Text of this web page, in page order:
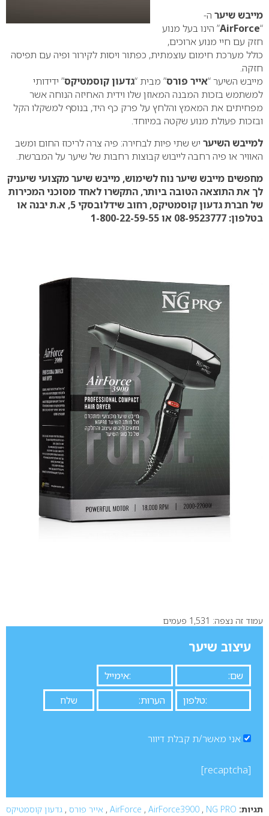
מייבש שיער ה-
“
AirForce” הינו בעל מנוע
חזק עם חיי מנוע ארוכים,
כולל מערכת חימום עוצמתית, כפתור ויסות לקירור ופיה עם תפיסה
חזקה.
מייבש השיער “אייר פורס” מבית “גדעון קוסמטיקס” ידידותי
למשתמש בזכות המבנה המאוזן שלו וידית האחיזה הנוחה אשר
מפחיתים את המאמץ והלחץ על פרק כף היד, בנוסף למשקלו הקל
ובזכות פעולת מנוע שקטה במיוחד.
למייבש השיער יש שתי פיות לבחירה: פיה צרה לריכוז החום ומשב
האוויר או פיה רחבה לייבוש קבוצות רחבות של שיער על המברשת.
מחפשים מייבש שיער נוח לשימוש, מייבש שיער מקצועי שיעניק
לך את התוצאה הטובה ביותר, התקשרו לאחד מסוכני המכירות
של חברת גדעון קוסמטיקס, רחוב שידלובסקי 5, א.ת יבנה או
בטלפון: 08-9523777 או 1-800-22-59-55
עמוד זה נצפה: 1,531 פעמים
עיצוב שיער
אני מאשר/ת קבלת דיוור
[recaptcha]
תגיות: AirForce , AirForce3900 , NG PRO
, אייר פורס , גדעון קוסמטיקס